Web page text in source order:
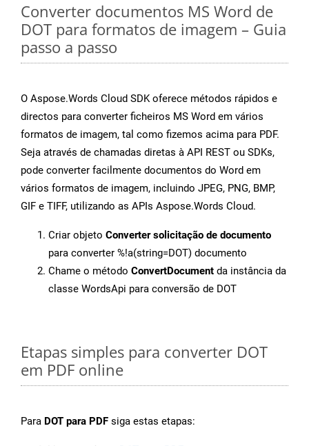
Converter documentos MS Word de
DOT para formatos de imagem – Guia
passo a passo
O Aspose.Words Cloud SDK oferece métodos rápidos e
directos para converter ficheiros MS Word em vários
formatos de imagem, tal como fizemos acima para PDF.
Seja através de chamadas diretas à API REST ou SDKs,
pode converter facilmente documentos do Word em
vários formatos de imagem, incluindo JPEG, PNG, BMP,
GIF e TIFF, utilizando as APIs Aspose.Words Cloud.
Criar objeto Converter solicitação de documento
para converter %!a(string=DOT) documento
Chame o método ConvertDocument da instância da
classe WordsApi para conversão de DOT
Etapas simples para converter DOT
em PDF online
Para DOT para PDF siga estas etapas: